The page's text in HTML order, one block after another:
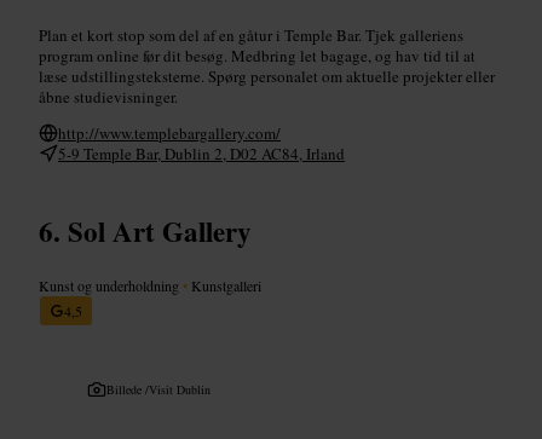
Plan et kort stop som del af en gåtur i Temple Bar. Tjek galleriens
program online før dit besøg. Medbring let bagage, og hav tid til at
læse udstillingsteksterne. Spørg personalet om aktuelle projekter eller
åbne studievisninger.
http://www.templebargallery.com/
5-9 Temple Bar, Dublin 2, D02 AC84, Irland
Sol Art Gallery
Kunst og underholdning • Kunstgalleri
4,5
Billede /Visit Dublin